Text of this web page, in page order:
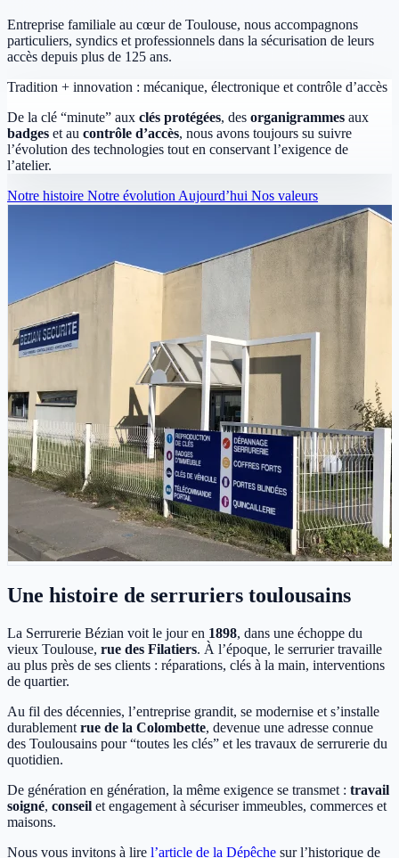
Entreprise familiale au cœur de Toulouse, nous accompagnons
particuliers, syndics et professionnels dans la sécurisation de leurs
accès depuis plus de 125 ans.
Tradition + innovation : mécanique, électronique et contrôle d’accès
De la clé “minute” aux clés protégées, des organigrammes aux
badges et au contrôle d’accès, nous avons toujours su suivre
l’évolution des technologies tout en conservant l’exigence de
l’atelier.
Notre histoire Notre évolution Aujourd’hui Nos valeurs
Une histoire de serruriers toulousains
La Serrurerie Bézian voit le jour en 1898, dans une échoppe du
vieux Toulouse, rue des Filatiers. À l’époque, le serrurier travaille
au plus près de ses clients : réparations, clés à la main, interventions
de quartier.
Au fil des décennies, l’entreprise grandit, se modernise et s’installe
durablement rue de la Colombette, devenue une adresse connue
des Toulousains pour “toutes les clés” et les travaux de serrurerie du
quotidien.
De génération en génération, la même exigence se transmet : travail
soigné, conseil et engagement à sécuriser immeubles, commerces et
maisons.
Nous vous invitons à lire l’article de la Dépêche sur l’historique de